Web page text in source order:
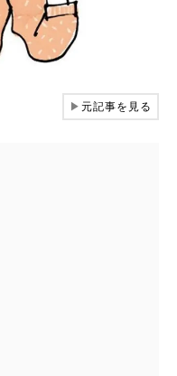
▶元記事を見る